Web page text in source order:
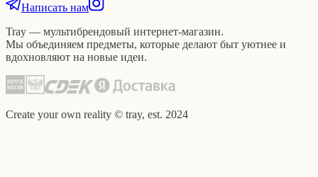
Написать нам
Tray — мультибрендовый интернет-магазин.
Мы объединяем предметы, которые делают быт уютнее и
вдохновляют на новые идеи.
Create your own reality © tray, est. 2024